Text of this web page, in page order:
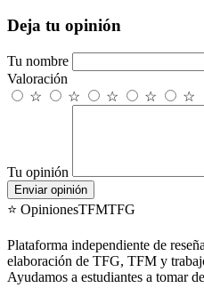
Deja tu opinión
Tu nombre
Valoración
☆
☆ ☆ ☆ ☆
Tu opinión
Enviar opinión
⭐ OpinionesTFMTFG
Plataforma independiente de
elaboración de TFG, TFM y
Ayudamos a estudiantes a tomar